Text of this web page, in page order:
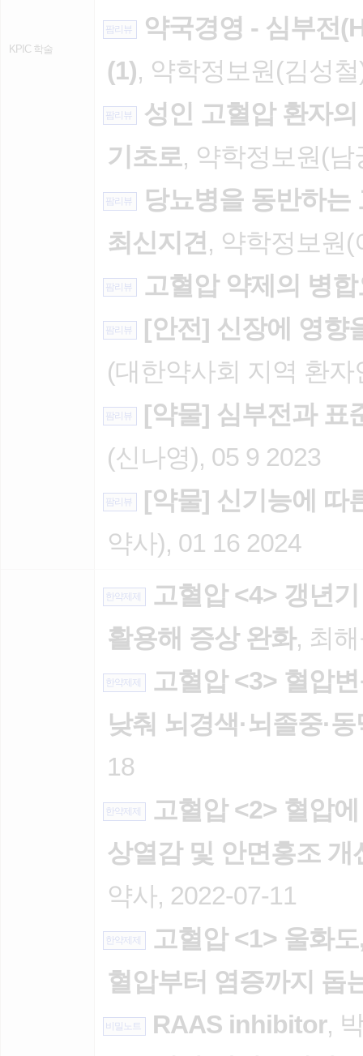
KPIC 학술
팜리뷰
약국경영 - 심부전
(1), 약학정보원(김성
팜리뷰
성인 고혈압 환자
기초로, 약학정보원(
팜리뷰
당뇨병을 동반하는
최신지견, 약학정보원
팜리뷰 고혈압 약제의 병
팜리뷰
[안전] 신장에 영향
(대한약사회 지역 환
팜리뷰
[약물] 심부전과 표
(신나영), 05 9 2023
팜리뷰
[약물] 신기능에 따
약사), 01 16 2024
한약제제
고혈압 <4> 갱년
활용해 증상 완화, 최
한약제제
고혈압 <3> 혈압
낮춰 뇌경색·뇌졸중·
18
한약제제
고혈압 <2> 혈압
상열감 및 안면홍조
약사, 2022-07-11
한약제제
고혈압 <1> 울화
혈압부터 염증까지 돕
비밀노트 RAAS inhibitor,